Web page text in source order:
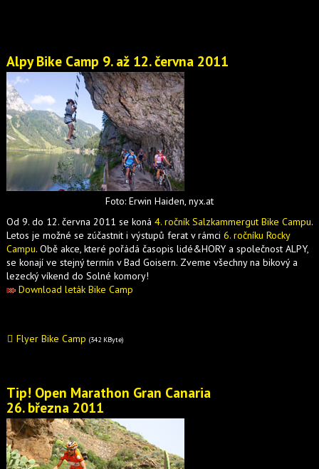
Alpy Bike Camp 9. až 12. června 2011
Foto: Erwin Haiden, nyx.at
Od 9. do 12. června 2011 se koná 4. ročník Salzkammergut Bike Campu.
Letos je možné se zúčastnit i výstupů ferat v rámci 6. ročníku Rocky
Campu. Obě akce, které pořádá časopis lidé&HORY a společnost ALPY,
se konají ve stejný termín v Bad Goisern. Zveme všechny na bikový a
lezecký víkend do Solné komory!
Download leták Bike Camp
Flyer Bike Camp (342 KByte)
Tip! Open Marathon Gran Canaria
26. března 2011